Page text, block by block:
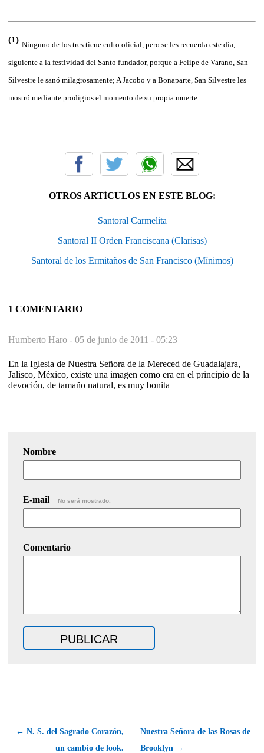
(1) Ninguno de los tres tiene culto oficial, pero se les recuerda este día,
siguiente a la festividad del Santo fundador, porque a Felipe de Varano, San
Silvestre le sanó milagrosamente; A Jacobo y a Bonaparte, San Silvestre les
mostró mediante prodigios el momento de su propia muerte.
OTROS ARTÍCULOS EN ESTE BLOG:
Santoral Carmelita
Santoral II Orden Franciscana (Clarisas)
Santoral de los Ermitaños de San Francisco (Mínimos)
1 COMENTARIO
Humberto Haro - 05 de junio de 2011 - 05:23
En la Iglesia de Nuestra Señora de la Mereced de Guadalajara,
Jalisco, México, existe una imagen como era en el principio de la
devoción, de tamaño natural, es muy bonita
Nombre
E-mail No será mostrado.
Comentario
← N. S. del Sagrado Corazón,
un cambio de look.
Nuestra Señora de las Rosas de
Brooklyn →